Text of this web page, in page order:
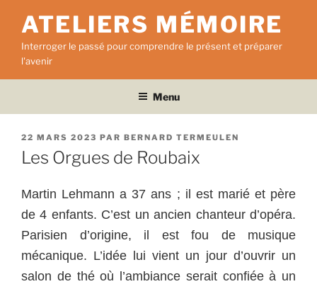
contenu
principal
ATELIERS MÉMOIRE
Interroger le passé pour comprendre le présent et préparer
l'avenir
Menu
PUBLIÉ
LE
22 MARS 2023 PAR BERNARD TERMEULEN
Les Orgues de Roubaix
Martin Lehmann a 37 ans ; il est marié et père
de 4 enfants. C’est un ancien chanteur d’opéra.
Parisien d’origine, il est fou de musique
mécanique. L’idée lui vient un jour d’ouvrir un
salon de thé où l’ambiance serait confiée à un